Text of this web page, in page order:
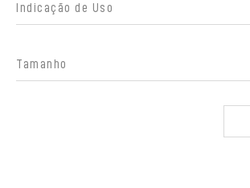
Indicação de Uso
Tamanho